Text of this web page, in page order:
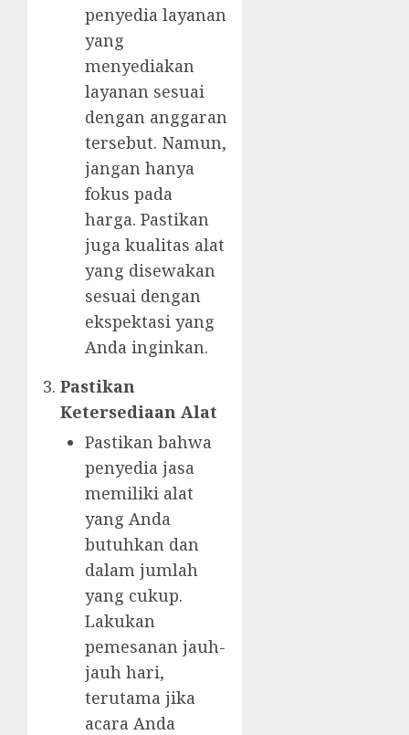
penyedia layanan
yang
menyediakan
layanan sesuai
dengan anggaran
tersebut. Namun,
jangan hanya
fokus pada
harga. Pastikan
juga kualitas alat
yang disewakan
sesuai dengan
ekspektasi yang
Anda inginkan.
Pastikan
Ketersediaan Alat
Pastikan bahwa
penyedia jasa
memiliki alat
yang Anda
butuhkan dan
dalam jumlah
yang cukup.
Lakukan
pemesanan jauh-
jauh hari,
terutama jika
acara Anda